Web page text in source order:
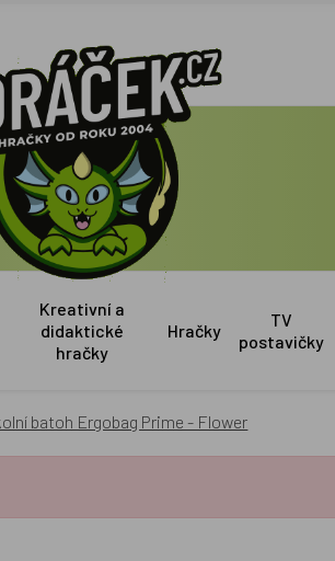
Kreativní a
didaktické
hračky
Hračky
TV
postavičky
batoh Ergobag Prime - Flower